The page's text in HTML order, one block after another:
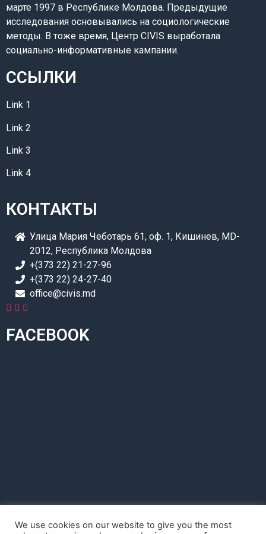
марте 1997 в Республике Молдова. Предыдущие
исследования основывались на социологические
методы. В тоже время, Центр CIVIS выработала
социально-информативные кампании.
ССЫЛКИ
Link 1
Link 2
Link 3
Link 4
КОНТАКТЫ
Улица Мария Чеботарь 61, оф. 1, Кишинев, MD-
2012, Республика Молдова
+(373 22) 21-27-96
+(373 22) 24-27-40
office@civis.md
FACEBOOK
We use cookies on our website to give you the most